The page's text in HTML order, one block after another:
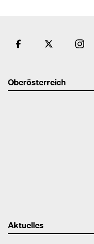
Oberösterreich
Aktuelles